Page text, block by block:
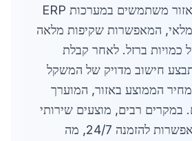
עדכנית. עסקים באזור משתמשים במערכות ERP
מלאי, המאפשרות שקיפות מלאה
כמויות ברזל. לאחר קבלת
חישוב מדויק של המשקל
הממוצע באזור, המוערך
במקרים רבים, מוצעים שירותי
משלוח מהיר עם אפשרות להזמנה 24/7, מה